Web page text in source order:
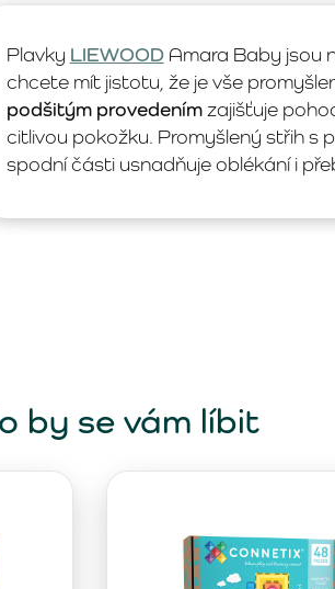
Plavky LIEWOODAmara Baby jsou
chcete mít jistotu, že je vše
podšitým provedenímzajišťuje
citlivou pokožku. Promyšlený střih s
spodní části usnadňuje oblékání i
by se vám líbit